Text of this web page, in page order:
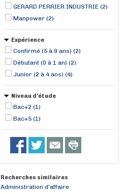
GERARD PERRIER INDUSTRIE (2)
Manpower (2)
Expérience
Confirmé (5 à 9 ans) (2)
Débutant (0 à 1 an) (2)
Junior (2 à 4 ans) (4)
Niveau d'étude
Bac+2 (1)
Bac+5 (1)
Recherches similaires
Administration d'affaire